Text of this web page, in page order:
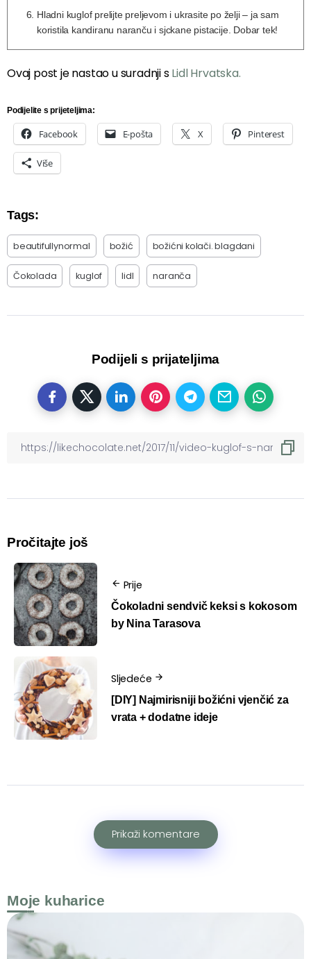
Hladni kuglof prelijte preljevom i ukrasite po želji – ja sam
koristila kandiranu naranču i sjckane pistacije. Dobar tek!
Ovaj post je nastao u suradnji sLidl Hrvatska.
Podijelite s prijeteljima:
Facebook E-pošta X Pinterest
Više
Tags:
beautifullynormal božić božićni kolači. blagdani
Čokolada kuglof lidl naranča
Podijeli s prijateljima
Pročitajte još
Prije
Čokoladni sendvič keksi s kokosom
by Nina Tarasova
Sljedeće
[DIY] Najmirisniji božićni vjenčić za
vrata + dodatne ideje
Prikaži komentare
Moje kuharice